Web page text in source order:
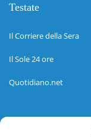
Testate
Il Corriere della Sera
Il Sole 24 ore
Quotidiano.net
Informazioni